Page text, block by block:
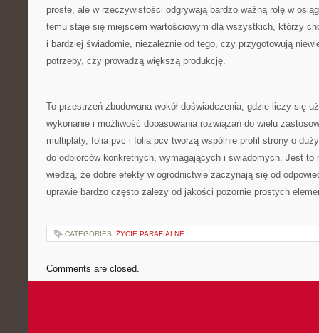
proste, ale w rzeczywistości odgrywają bardzo ważną rolę w
temu staje się miejscem wartościowym dla wszystkich, którzy
i bardziej świadomie, niezależnie od tego, czy przygotowują
potrzeby, czy prowadzą większą produkcję.
To przestrzeń zbudowana wokół doświadczenia, gdzie liczy się
wykonanie i możliwość dopasowania rozwiązań do wielu
multiplaty, folia pvc i folia pcv tworzą wspólnie profil strony o
do odbiorców konkretnych, wymagających i świadomych. Jest
wiedzą, że dobre efekty w ogrodnictwie zaczynają się od
uprawie bardzo często zależy od jakości pozornie prostych
CATEGORIES: ŻYCIE PARAFIALNE
Comments are closed.